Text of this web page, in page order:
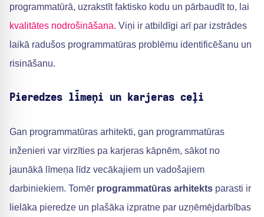
programmatūrā, uzrakstīt faktisko kodu un pārbaudīt to, lai
kvalitātes nodrošināšana. Viņi ir atbildīgi arī par izstrādes
laikā radušos programmatūras problēmu identificēšanu un
risināšanu.
Pieredzes līmeņi un karjeras ceļi
Gan programmatūras arhitekti, gan programmatūras
inženieri var virzīties pa karjeras kāpnēm, sākot no
jaunākā līmeņa līdz vecākajiem un vadošajiem
darbiniekiem. Tomēr programmatūras arhitekts parasti ir
lielāka pieredze un plašāka izpratne par uzņēmējdarbības